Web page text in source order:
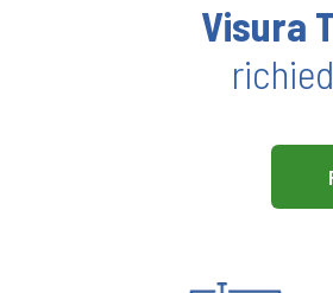
Visura